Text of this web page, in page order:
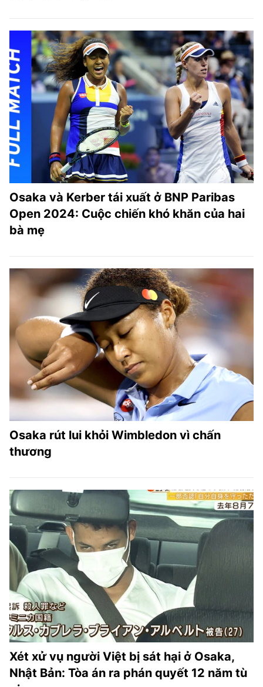
Osaka và Kerber tái xuất ở BNP Paribas
Open 2024: Cuộc chiến khó khăn của hai
bà mẹ
Osaka rút lui khỏi Wimbledon vì chấn
thương
Xét xử vụ người Việt bị sát hại ở Osaka,
Nhật Bản: Tòa án ra phán quyết 12 năm tù